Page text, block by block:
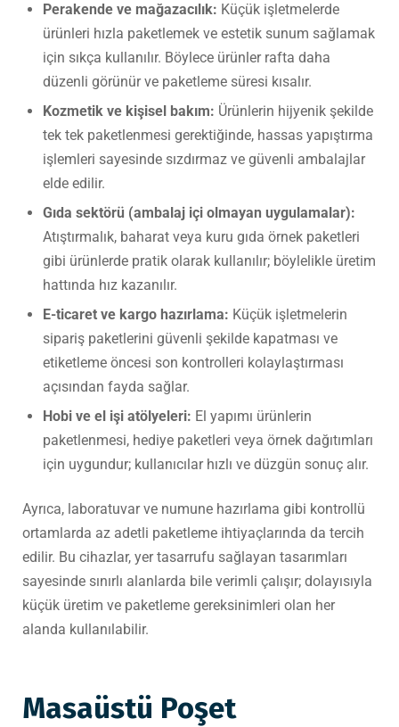
Perakende ve mağazacılık: Küçük işletmelerde
ürünleri hızla paketlemek ve estetik sunum sağlamak
için sıkça kullanılır. Böylece ürünler rafta daha
düzenli görünür ve paketleme süresi kısalır.
Kozmetik ve kişisel bakım: Ürünlerin hijyenik şekilde
tek tek paketlenmesi gerektiğinde, hassas yapıştırma
işlemleri sayesinde sızdırmaz ve güvenli ambalajlar
elde edilir.
Gıda sektörü (ambalaj içi olmayan uygulamalar):
Atıştırmalık, baharat veya kuru gıda örnek paketleri
gibi ürünlerde pratik olarak kullanılır; böylelikle üretim
hattında hız kazanılır.
E-ticaret ve kargo hazırlama: Küçük işletmelerin
sipariş paketlerini güvenli şekilde kapatması ve
etiketleme öncesi son kontrolleri kolaylaştırması
açısından fayda sağlar.
Hobi ve el işi atölyeleri: El yapımı ürünlerin
paketlenmesi, hediye paketleri veya örnek dağıtımları
için uygundur; kullanıcılar hızlı ve düzgün sonuç alır.
Ayrıca, laboratuvar ve numune hazırlama gibi kontrollü
ortamlarda az adetli paketleme ihtiyaçlarında da tercih
edilir. Bu cihazlar, yer tasarrufu sağlayan tasarımları
sayesinde sınırlı alanlarda bile verimli çalışır; dolayısıyla
küçük üretim ve paketleme gereksinimleri olan her
alanda kullanılabilir.
Masaüstü Poşet